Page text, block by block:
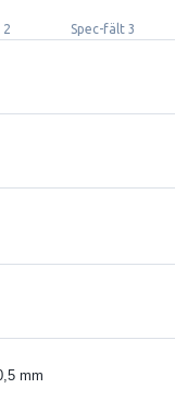
2 Spec-fält 3
mm